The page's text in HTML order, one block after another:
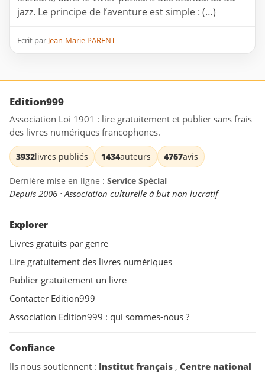
jazz. Le principe de l’aventure est simple : (…)
Ecrit par Jean-Marie PARENT
Edition999
Association Loi 1901 : lire gratuitement et publier sans frais
des livres numériques francophones.
3932livres publiés 1434auteurs 4767avis
Dernière mise en ligne : Service Spécial
Depuis 2006 · Association culturelle à but non lucratif
Explorer
Livres gratuits par genre
Lire gratuitement des livres numériques
Publier gratuitement un livre
Contacter Edition999
Association Edition999 : qui sommes-nous ?
Confiance
Ils nous soutiennent : Institut français , Centre national